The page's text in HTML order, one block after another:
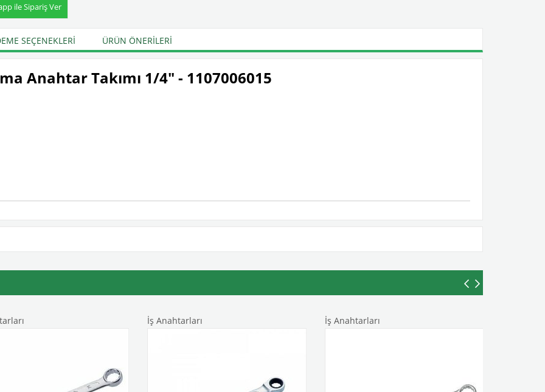
ile Sipariş Ver
SEÇENEKLERI ÜRÜN ÖNERILERI
Anahtar Takımı 1/4" - 1107006015
İş Anahtarları İş Anahtarları